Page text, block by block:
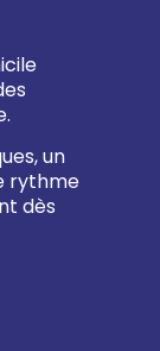
un
rythme
dès